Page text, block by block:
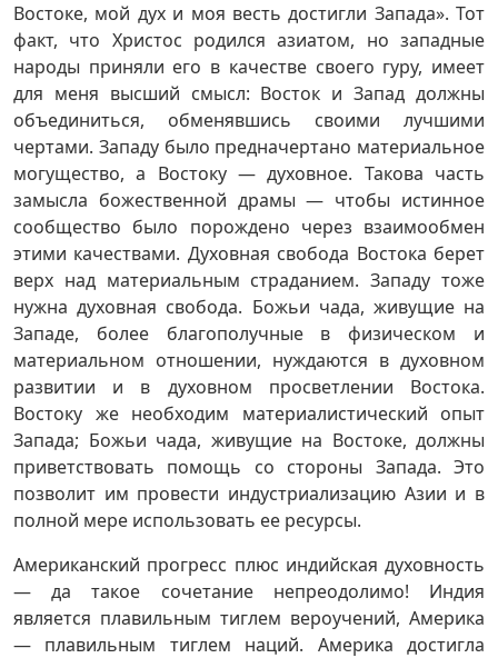
Востоке, мой дух и моя весть достигли Запада». Тот
факт, что Христос родился азиатом, но западные
народы приняли его в качестве своего гуру, имеет
для меня высший смысл: Восток и Запад должны
объединиться, обменявшись своими лучшими
чертами. Западу было предначертано материальное
могущество, а Востоку — духовное. Такова часть
замысла божественной драмы — чтобы истинное
сообщество было порождено через взаимообмен
этими качествами. Духовная свобода Востока берет
верх над материальным страданием. Западу тоже
нужна духовная свобода. Божьи чада, живущие на
Западе, более благополучные в физическом и
материальном отношении, нуждаются в духовном
развитии и в духовном просветлении Востока.
Востоку же необходим материалистический опыт
Запада; Божьи чада, живущие на Востоке, должны
приветствовать помощь со стороны Запада. Это
позволит им провести индустриализацию Азии и в
полной мере использовать ее ресурсы.
Американский прогресс плюс индийская духовность
— да такое сочетание непреодолимо! Индия
является плавильным тиглем вероучений, Америка
— плавильным тиглем наций. Америка достигла